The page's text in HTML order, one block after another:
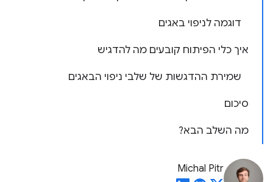
דוגמה לניפוי באגים
איך כלי הפיתוח קובעים מה להדגיש
שמירת ההדגשות של שלבי ניפוי הבאגים
סיכום
מה השלב הבא?
Michal Pitr